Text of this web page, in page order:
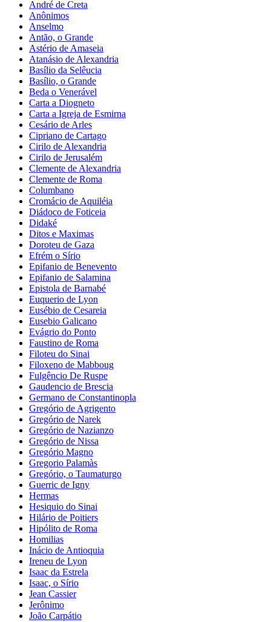
André de Creta
Anônimos
Anselmo
Antão, o Grande
Astério de Amaseia
Atanásio de Alexandria
Basílio da Selêucia
Basílio, o Grande
Beda o Venerável
Carta a Diogneto
Carta a Igreja de Esmirna
Cesário de Arles
Cipriano de Cartago
Cirilo de Alexandria
Cirilo de Jerusalém
Clemente de Alexandria
Clemente de Roma
Columbano
Cromácio de Aquiléia
Diádoco de Foticeia
Didaké
Ditos e Maximas
Doroteu de Gaza
Efrém o Sírio
Epifanio de Benevento
Epifanio de Salamina
Epistola de Barnabé
Euquerio de Lyon
Eusébio de Cesareia
Eusebio Galicano
Evágrio do Ponto
Faustino de Roma
Filoteu do Sinai
Filoxeno de Mabboug
Fulgêncio De Ruspe
Gaudencio de Brescia
Germano de Constantinopla
Gregório de Agrigento
Gregório de Narek
Gregório de Nazianzo
Gregório de Nissa
Gregório Magno
Gregorio Palamàs
Gregório, o Taumaturgo
Guerric de Igny
Hermas
Hesiquio do Sinai
Hilário de Poitiers
Hipólito de Roma
Homilias
Inácio de Antioquia
Ireneu de Lyon
Isaac da Estrela
Isaac, o Sírio
Jean Cassier
Jerônimo
João Carpátio